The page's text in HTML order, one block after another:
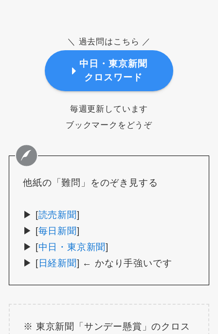
＼ 過去問はこちら ／
中日・東京新聞
クロスワード
毎週更新しています
ブックマークをどうぞ
他紙の「難問」をのぞき見する
▶ [読売新聞]
▶ [毎日新聞]
▶ [中日・東京新聞]
▶ [日経新聞] ← かなり手強いです
※ 東京新聞「サンデー懸賞」のクロス